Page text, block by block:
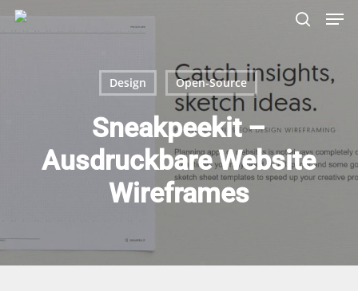
Skip
to
Design Open-Source
Sneakpeekit –
Ausdruckbare Website
Wireframes
Menu